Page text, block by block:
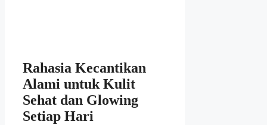
Rahasia Kecantikan
Alami untuk Kulit
Sehat dan Glowing
Setiap Hari